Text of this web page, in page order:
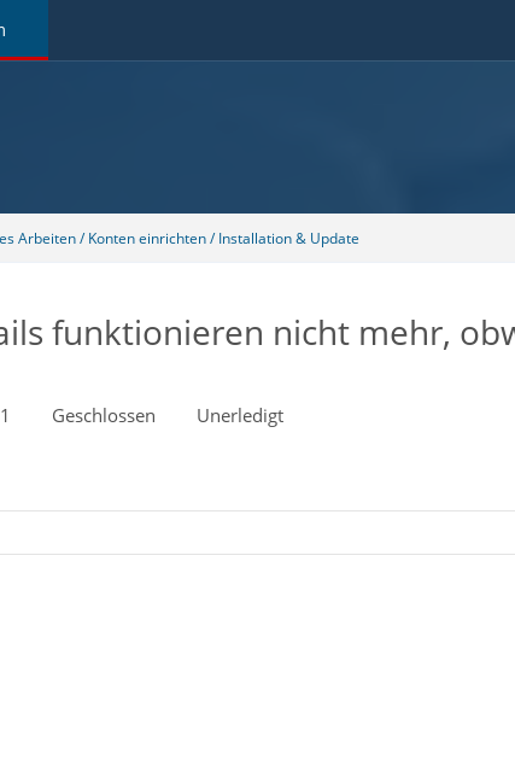
Arbeiten / Konten einrichten / Installation & Update
funktionieren nicht mehr,
Geschlossen Unerledigt